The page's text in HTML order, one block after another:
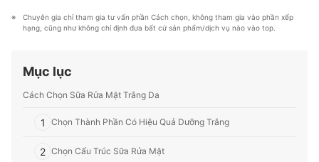
Profile của Thu Huyền
hầu hết các lĩnh vực, từ Mỹ phẩm, Hàng tiêu dùng,
Thiết bị gia dụng đến các dịch vụ Tài chính, Chăm sóc
Chuyên gia chỉ tham gia tư vấn phần Cách chọn, không tham gia vào phần xếp
hạng, cũng như không chỉ định đưa bất cứ sản phẩm/dịch vụ nào vào top.
Mục lục
Cách Chọn Sữa Rửa Mặt Trắng Da
1 Chọn Thành Phần Có Hiệu Quả Dưỡng Trắng
2 Chọn Cấu Trúc Sữa Rửa Mặt